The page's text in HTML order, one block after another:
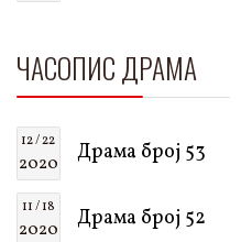
ЧАСОПИС ДРАМА
12 / 22
2020 Драма број 53
11 / 18
2020 Драма број 52